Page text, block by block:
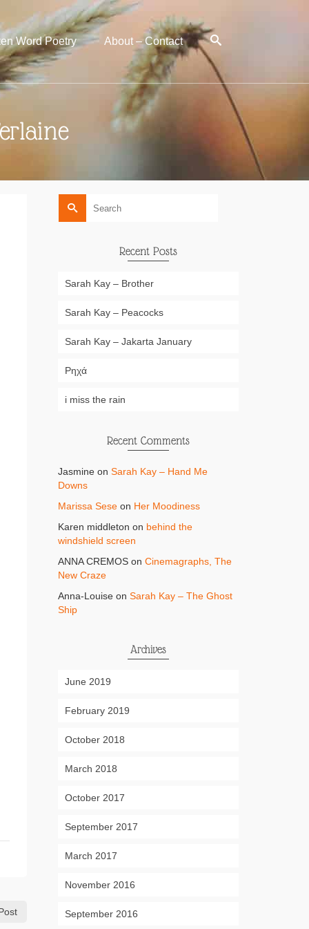
Word Poetry About – Contact
Recent Posts
Sarah Kay – Brother
Sarah Kay – Peacocks
Sarah Kay – Jakarta January
Ρηχά
i miss the rain
Recent Comments
Jasmineon Sarah Kay – Hand Me
Downs
Marissa Seseon Her Moodiness
Karen middleton on behind the
windshield screen
ANNA CREMOSon Cinemagraphs, The
New Craze
Anna-Louiseon Sarah Kay – The Ghost
Ship
Archives
June 2019
February 2019
October 2018
March 2018
October 2017
September 2017
March 2017
November 2016
September 2016